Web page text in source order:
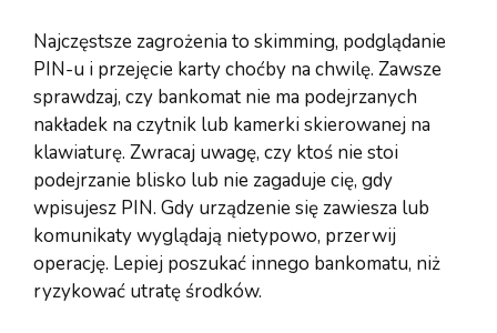
Najczęstsze zagrożenia to skimming, podglądanie
PIN-u i przejęcie karty choćby na chwilę. Zawsze
sprawdzaj, czy bankomat nie ma podejrzanych
nakładek na czytnik lub kamerki skierowanej na
klawiaturę. Zwracaj uwagę, czy ktoś nie stoi
podejrzanie blisko lub nie zagaduje cię, gdy
wpisujesz PIN. Gdy urządzenie się zawiesza lub
komunikaty wyglądają nietypowo, przerwij
operację. Lepiej poszukać innego bankomatu, niż
ryzykować utratę środków.